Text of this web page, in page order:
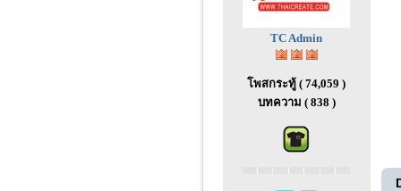
TC Admin
โพสกระทู้ ( 74,059 )
บทความ ( 838 )